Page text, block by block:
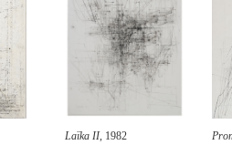
Laïka II, 1982